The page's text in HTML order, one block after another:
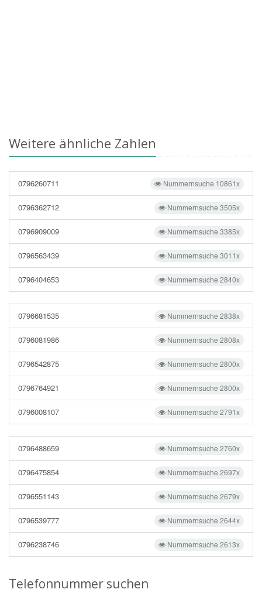
Weitere ähnliche Zahlen
Nummernsuche 10861x
0796260711
Nummernsuche 3505x
0796362712
Nummernsuche 3385x
0796909009
Nummernsuche 3011x
0796563439
Nummernsuche 2840x
0796404653
Nummernsuche 2838x
0796681535
Nummernsuche 2808x
0796081986
Nummernsuche 2800x
0796542875
Nummernsuche 2800x
0796764921
Nummernsuche 2791x
0796008107
Nummernsuche 2760x
0796488659
Nummernsuche 2697x
0796475854
Nummernsuche 2679x
0796551143
Nummernsuche 2644x
0796539777
Nummernsuche 2613x
0796238746
Telefonnummer suchen